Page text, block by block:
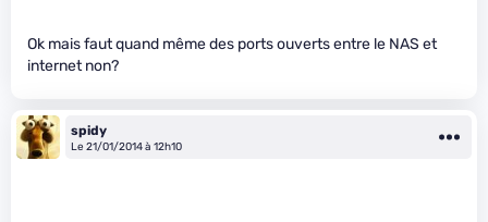
Ok mais faut quand même des ports ouverts entre le NAS et
internet non?
spidy
Le 21/01/2014 à 12h10